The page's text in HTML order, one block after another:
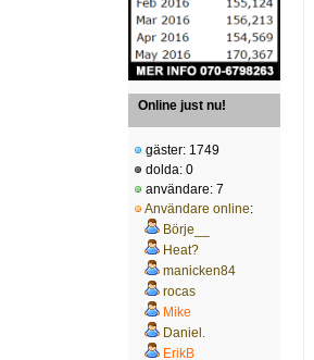
Online just nu!
gäster: 1749
dolda: 0
användare: 7
Användare online:
Börje__
Heat?
manicken84
rocas
Mike
Daniel.
ErikB